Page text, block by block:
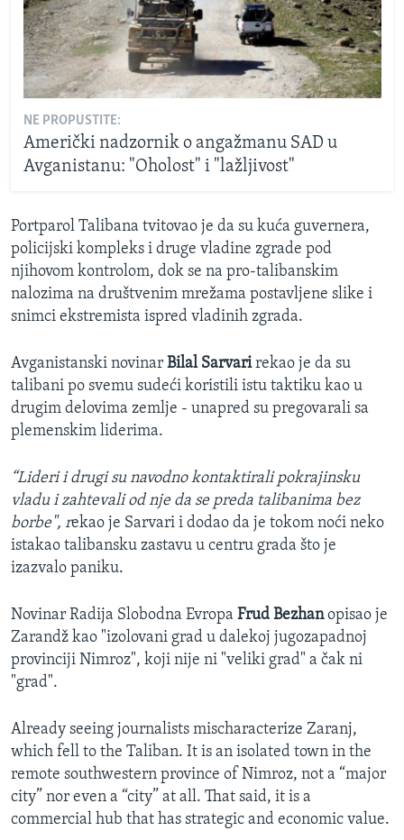
NE PROPUSTITE:
Američki nadzornik o angažmanu SAD u
Avganistanu: "Oholost" i "lažljivost"
Portparol Talibana tvitovao je da su kuća guvernera,
policijski kompleks i druge vladine zgrade pod
njihovom kontrolom, dok se na pro-talibanskim
nalozima na društvenim mrežama postavljene slike i
snimci ekstremista ispred vladinih zgrada.
Avganistanski novinar Bilal Sarvarirekao je da su
talibani po svemu sudeći koristili istu taktiku kao u
drugim delovima zemlje - unapred su pregovarali sa
plemenskim liderima.
“Lideri i drugi su navodno kontaktirali pokrajinsku
vladu i zahtevali od nje da se preda talibanima bez
borbe", rekao je Sarvari i dodao da je tokom noći neko
istakao talibansku zastavu u centru grada što je
izazvalo paniku.
Novinar Radija Slobodna Evropa Frud Bezhanopisao je
Zarandž kao "izolovani grad u dalekoj jugozapadnoj
provinciji Nimroz", koji nije ni "veliki grad" a čak ni
"grad".
Already seeing journalists mischaracterize Zaranj,
which fell to the Taliban. It is an isolated town in the
remote southwestern province of Nimroz, not a “major
city” nor even a “city” at all. That said, it is a
commercial hub that has strategic and economic value.